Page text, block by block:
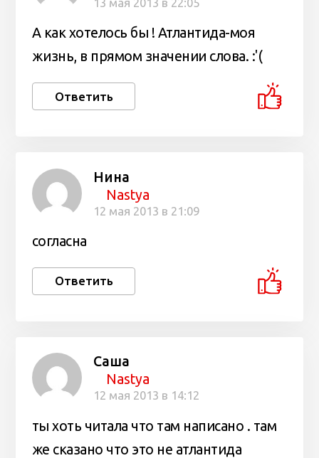
А как хотелось бы ! Атлантида-моя
жизнь, в прямом значении слова. :'(
Ответить
Нина
Nastya
12 мая 2013 в 21:09
согласна
Ответить
Саша
Nastya
12 мая 2013 в 14:12
ты хоть читала что там написано . там
же сказано что это не атлантида